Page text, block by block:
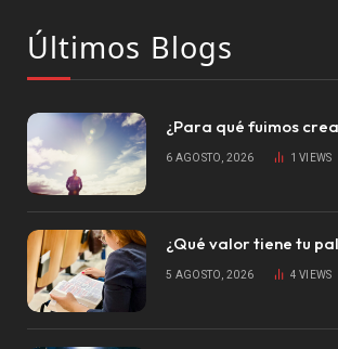
Últimos Blogs
¿Para qué fuimos
6 AGOSTO, 2026 1VIEWS
¿Qué valor tiene tu
5 AGOSTO, 2026 4VIEWS